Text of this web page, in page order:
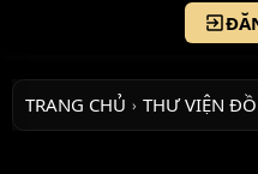
TRANG CHỦ › THƯ VIỆN